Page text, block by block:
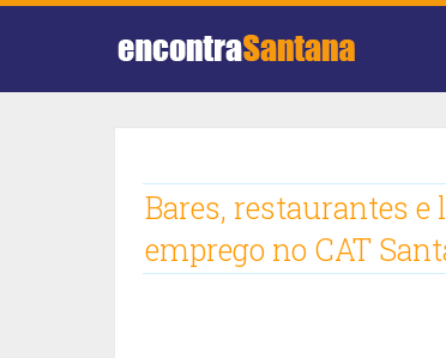
Bares, restaurantes
emprego no CAT